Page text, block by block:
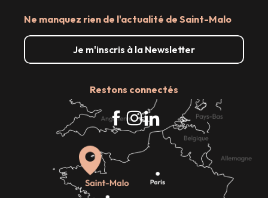
Ne manquez rien de l'actualité de Saint-Malo
Je m'inscris à la Newsletter
Restons connectés